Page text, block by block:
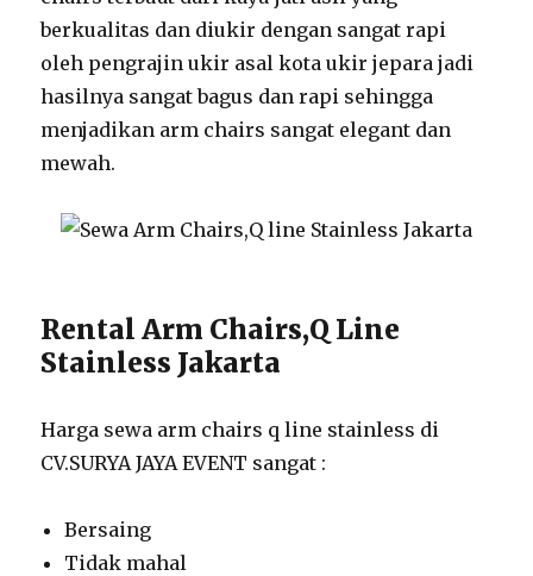
berkualitas dan diukir dengan sangat rapi
oleh pengrajin ukir asal kota ukir jepara jadi
hasilnya sangat bagus dan rapi sehingga
menjadikan arm chairs sangat elegant dan
mewah.
Rental Arm Chairs,Q Line
Stainless Jakarta
Harga sewa arm chairs q line stainless di
CV.SURYA JAYA EVENT sangat :
Bersaing
Tidak mahal